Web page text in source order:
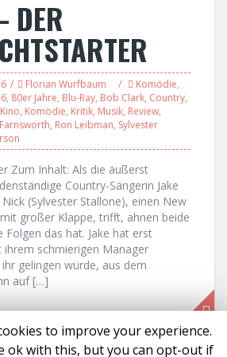
DER
Florian Wurfbaum Komödie,
, 80er Jahre, Blu-Ray, Bob Clark, Country,
Kino, Komödie, Kritik, Musik, Review,
, Ron Leibman, Sylvester
Zum Inhalt: Als die äußerst
Country-Sängerin Jake
(Sylvester Stallone), einen New
großer Klappe, trifft, ahnen beide
Folgen das hat. Jake hat erst
schmierigen Manager
gelingen würde, aus dem
auf […]
to improve your experience.
ok with this, but you can opt-out if